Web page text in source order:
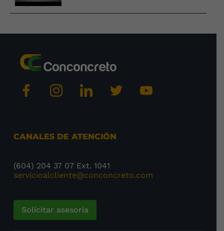
CANALES DE ATENCIÓN
(604) 204 37 07 Ext. 1041
servicioalcliente@conconcreto.com
Solicitar asesoría